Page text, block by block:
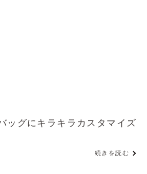
ッグにキラキラカスタマイズ
続きを読む